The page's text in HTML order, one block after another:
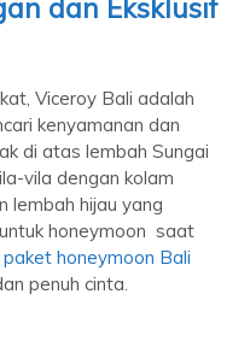
dan Eksklusif
Viceroy Bali adalah
kenyamanan dan
di atas lembah Sungai
vila dengan kolam
lembah hijau yang
honeymoon saat
paket honeymoon Bali
penuh cinta.